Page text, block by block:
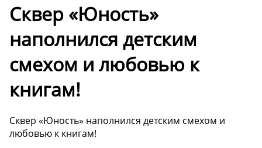
Сквер «Юность»
наполнился детским
смехом и любовью к
книгам!
Сквер «Юность» наполнился детским смехом и
любовью к книгам!